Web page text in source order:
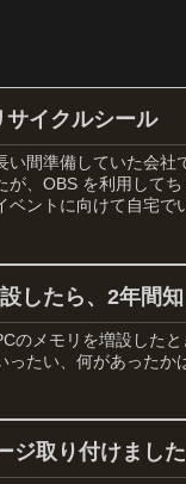
サイクルシール
い間準備していた会
が、OBS を利用して
ベントに向けて自宅で
したら、2年間
のメモリを増設した
ったい、何があったか
ジ取り付けました